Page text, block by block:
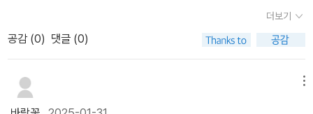
바등 열심히 산다고 살고있는데 어느순간 서있으면 런닝머신 위에서
제자리 걸음하고 있는 듯한 나를 볼때에 박탈감을 느낀다. 그래서 나
의 가치를 발견하며 나의 삶을 다른 누구를 위한 누구를 위해 사는 것
이 아닌 주체적으로 삶을 살아가는 나의 모습을 찾는것이 가장 중요
하다. 누구의 시선이나 평가에 얽매이지 않으려 무언가에 자유로워지
가 검열하여 수정하고 보완하거나 변경하여 확정하기 때문이라고 한
다.​우리 뇌에는 경험한 것, 학습한 내용이 마치 스냅 사진처럼 저장되
할 필요가 있다. 임신했을 때 어른들이 좋은 것만 보고 들으라고 하시
는 말씀이 이해가 되었다. 좋은 생각만으로도 마음의 독은 빠진다고
를 딱하게 여겨 매일 보살펴 주었다고 한다.​그러자 앤 설리번은 퇴직
한 간호사에게 마음의 문을 열고 마침내 병이 완치되었다.자신의 아
픔에서 완치된 그녀는 그녀의 경험을 바탕으로 아픔을 안고 사는 불
쌍한 아이들을 돕겠다고 결심했고 헬렌켈러의 가정교사가 되었다. 헬
더보기
공감 (0) 댓글 (0)